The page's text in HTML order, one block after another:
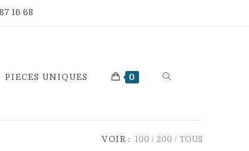
16 68
PIECES UNIQUES 0 TOGGLE
WEBSITE
VOIR : 100 200 TOUS